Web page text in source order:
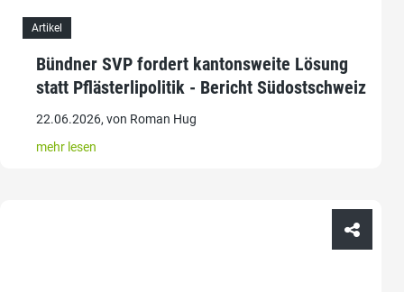
Artikel
Bündner SVP fordert kantonsweite Lösung
statt Pflästerlipolitik - Bericht Südostschweiz
22.06.2026, von Roman Hug
mehr lesen